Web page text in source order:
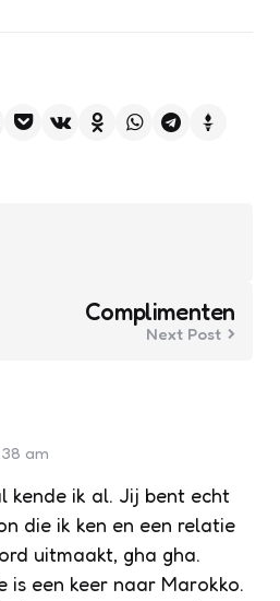
Complimenten
Next Post
am
kende ik al. Jij bent echt
die ik ken en een relatie
uitmaakt, gha gha.
is een keer naar Marokko.